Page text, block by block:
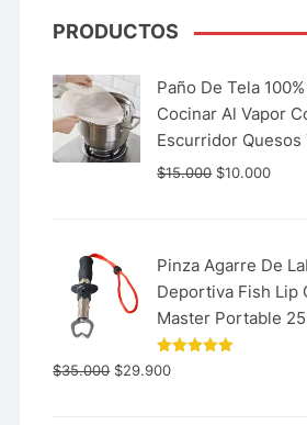
PRODUCTOS
Paño De Tela
Cocinar Al Vapor
Escurridor
$15.000 $10.000
Pinza Agarre De
Deportiva Fish Lip
Master Portable
Valorado
con
$35.000 $29.900